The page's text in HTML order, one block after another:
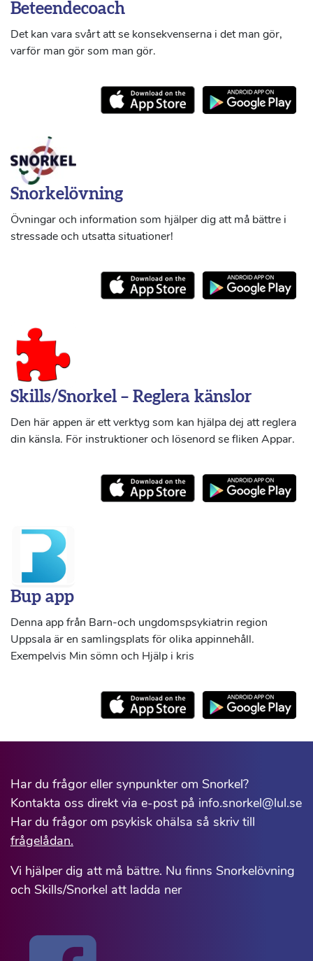
Beteendecoach
Det kan vara svårt att se konsekvenserna i det man gör,
varför man gör som man gör.
Snorkelövning
Övningar och information som hjälper dig att må bättre i
stressade och utsatta situationer!
Skills/Snorkel – Reglera känslor
Den här appen är ett verktyg som kan hjälpa dej att reglera
din känsla. För instruktioner och lösenord se fliken Appar.
Bup app
Denna app från Barn-och ungdomspsykiatrin region
Uppsala är en samlingsplats för olika appinnehåll.
Exempelvis Min sömn och Hjälp i kris
Har du frågor eller synpunkter om Snorkel?
Kontakta oss direkt via e-post på info.snorkel@lul.se
Har du frågor om psykisk ohälsa så skriv till
frågelådan.
Vi hjälper dig att må bättre. Nu finns Snorkelövning
och Skills/Snorkel att ladda ner